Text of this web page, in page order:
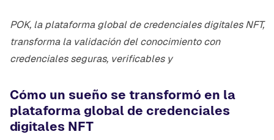
POK, la plataforma global de credenciales digitales NFT,
transforma la validación del conocimiento con
credenciales seguras, verificables y
Cómo un sueño se transformó en la
plataforma global de credenciales
digitales NFT